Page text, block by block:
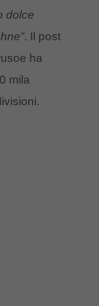
dolce
. Il post
ha
mila